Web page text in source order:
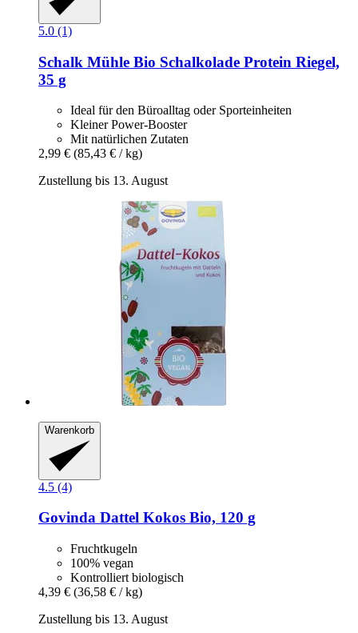
5.0 (1)
Schalk Mühle Bio Schalkolade Protein Riegel,
35 g
Ideal für den Büroalltag oder Sporteinheiten
Kleiner Power-Booster
Mit natürlichen Zutaten
2,99 € (85,43 € / kg)
Zustellung bis 13. August
Warenkorb
4.5 (4)
Govinda Dattel Kokos Bio, 120 g
Fruchtkugeln
100% vegan
Kontrolliert biologisch
4,39 € (36,58 € / kg)
Zustellung bis 13. August